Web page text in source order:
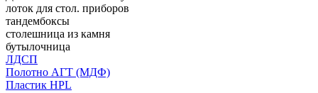
лоток для стол. приборов
тандембоксы
столешница из камня
бутылочница
ЛДСП
Полотно АГТ (МДФ)
Пластик HPL